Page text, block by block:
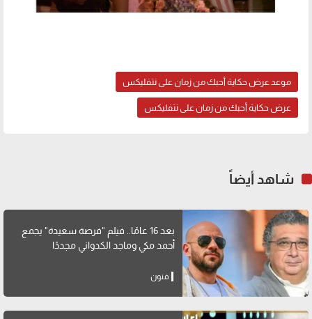
موعد عرض حكاية أحبك من زمان على نتفليكس
عرض حكاية أحبك من زمان على نتفليكس
شاهد أيضاً
بعد 16 عامًا.. فيلم "فرصة سعيدة" يجمع
أحمد مكي وماجد الكدواني مجددًا
فنون